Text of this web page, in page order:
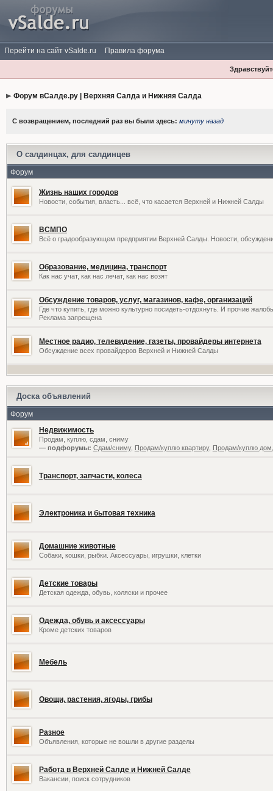
Перейти на сайт vSalde.ru Правила форума
Форум вСалде.ру | Верхняя Салда и Нижняя Салда
С возвращением, последний раз вы были здесь: минуту назад
О салдинцах, для салдинцев
Форум
Жизнь наших городов
Новости, события, власть... всё, что касается Верхней и Нижней Салды
ВСМПО
Всё о градообразующем предприятии Верхней Салды. Новости,
Образование, медицина, транспорт
Как нас учат, как нас лечат, как нас возят
Обсуждение товаров, услуг, магазинов, кафе, организаций
Где что купить, где можно культурно посидеть-отдохнуть. И прочие
Реклама запрещена
Местное радио, телевидение, газеты, провайдеры интернета
Обсуждение всех провайдеров Верхней и Нижней Салды
Доска объявлений
Форум
Недвижимость
Продам, куплю, сдам, сниму
— подфорумы: Сдам/сниму, Продам/куплю квартиру, Продам/куплю
Транспорт, запчасти, колеса
Электроника и бытовая техника
Домашние животные
Собаки, кошки, рыбки. Аксессуары, игрушки, клетки
Детские товары
Детская одежда, обувь, коляски и прочее
Одежда, обувь и аксессуары
Кроме детских товаров
Мебель
Овощи, растения, ягоды, грибы
Разное
Объявления, которые не вошли в другие разделы
Работа в Верхней Салде и Нижней Салде
Вакансии, поиск сотрудников